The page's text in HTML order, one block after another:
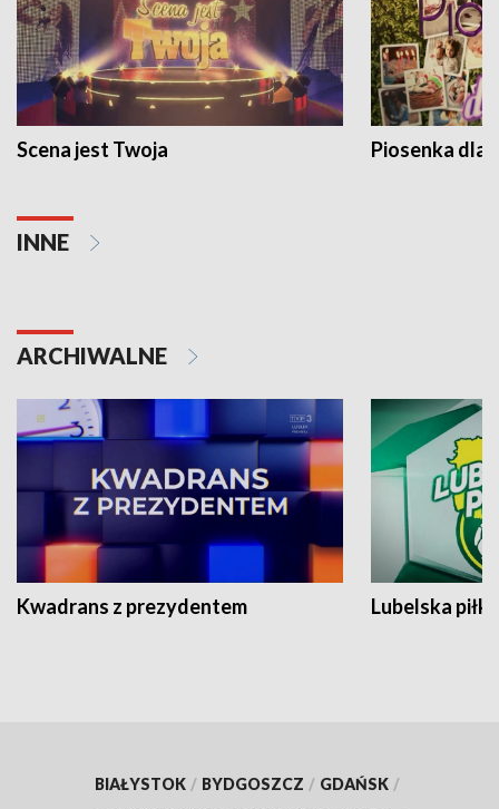
Scena jest Twoja Piosenka dla
INNE
ARCHIWALNE
Kwadrans z prezydentem Lubelska piłka
BIAŁYSTOK / BYDGOSZCZ / GDAŃSK /